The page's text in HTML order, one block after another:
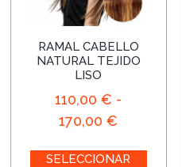
RAMAL CABELLO
NATURAL TEJIDO
LISO
110,00€ -
170,00€
SELECCIONAR